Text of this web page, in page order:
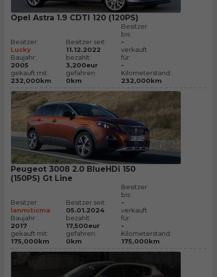
Opel Astra 1.9 CDTI 120 (120PS)
Besitzer:
Lucky
Baujahr:
2005
gekauft mit:
232,000km
Besitzer seit:
11.12.2022
bezahlt:
3,200eur
gefahren:
0km
Besitzer
bis:
-
verkauft
für:
-
Kilometerstand:
232,000km
Peugeot 3008 2.0 BlueHDi 150
(150PS) Gt Line
Besitzer:
lanmiticma
Baujahr:
2017
gekauft mit:
175,000km
Besitzer seit:
05.01.2024
bezahlt:
17,500eur
gefahren:
0km
Besitzer
bis:
-
verkauft
für:
-
Kilometerstand:
175,000km